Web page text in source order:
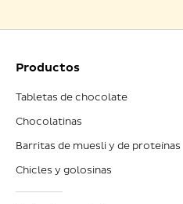
Productos
Tabletas de chocolate
Chocolatinas
Barritas de muesli y de proteínas
Chicles y golosinas